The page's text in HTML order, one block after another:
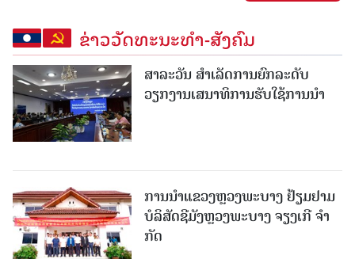
ຂ່າວວັດທະນະທຳ-ສັງຄົມ
ສາລະວັນ ສໍາເລັດການຍົກລະດັບ
ວຽກງານເສນາທິການຮັບໃຊ້ການນໍາ
ການນຳແຂວງຫຼວງພະບາງ ຢ້ຽມ​ຢາມ
ບໍ​ລິ​ສັດຊີມັງຫຼວງພະບາງ ຈຽງເກີ ຈໍາ
ກັດ